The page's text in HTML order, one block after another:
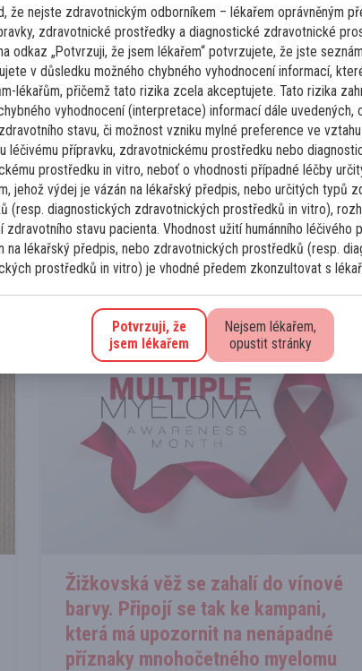
Dobrý den, prosím o Vaše doporučení dalšího
postupu, pacientka 55 let, artritida na
prednisonu 2020 C844 PERIFERNÍ T LYMFOM,
NOS, KS IV EB (L tonzila krk bilat P axila,
retroperitoneum, bilat pánev bilat třísla,slezina
KD) aa IPI 1 - 6x CHOEP-21 do 4...
2 30. 7. 2026 Číst více
Další případy
Žižkovská věž se zahalí do vínové
barvy. Připojí se tak ke kampani,
která má upozornit na nenápadné
příznaky mnohočetného myelomu
že nejste zdravotnickým odborníkem – lékařem oprávněným
zdravotnické prostředky a diagnostické zdravotnické
odkaz „Potvrzuji, že jsem lékařem“ potvrzujete, že jste
v důsledku možného chybného vyhodnocení informací,
lékařům, přičemž tato rizika zcela akceptujete. Tato rizika
vyhodnocení (interpretace) informací dále uvedených,
stavu, či možnost vzniku mylné preference ve
léčivému přípravku, zdravotnickému prostředku nebo
prostředku in vitro, neboť o vhodnosti případné léčby
jehož výdej je vázán na lékařský předpis, nebo určitých typů
(resp. diagnostických zdravotnických prostředků in vitro),
zdravotního stavu pacienta. Vhodnost užití humánního léčivého
na lékařský předpis, nebo zdravotnických prostředků (resp.
prostředků in vitro) je vhodné předem zkonzultovat s
Potvrzuji, že
jsem lékařem
Nejsem lékařem,
opustit stránky